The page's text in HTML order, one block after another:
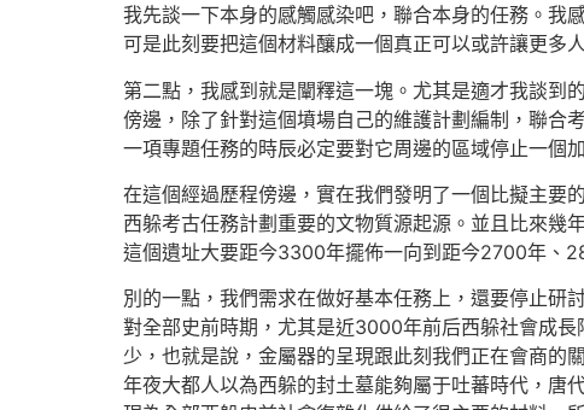
我先談一下本身的感觸感染吧，聯合本身的任務。我
可是此刻要把這個材料釀成一個真正可以或許讓更多
第二點，我感到就是闡釋這一塊。尤其是適才我談到
傍邊，除了針對這個墳場自己的維護計劃編制，聯合
一項專題任務的時辰必定要對它周邊的區域停止一個
在這個經過歷程傍邊，實在我們發明了一個比擬主要
西躲考古任務計劃重要的文物質源起源。並且比來幾
這個遺址大要距今3300年擺佈一向到距今2700年、
別的一點，我們需求在做好基本任務上，還要停止研
對全部史前時期，尤其是近3000年前后西躲社會成
少，也就是說，金屬器的呈現跟此刻我們正在會商的
年夜大都人以為西躲的封土墓能夠屬于吐蕃時代，唐